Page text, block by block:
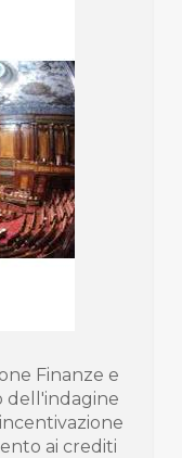
Finanze e
dell'indagine
ai crediti